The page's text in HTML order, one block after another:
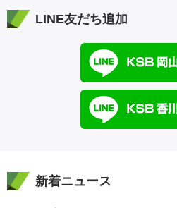
LINE友だち追加
新着ニュース